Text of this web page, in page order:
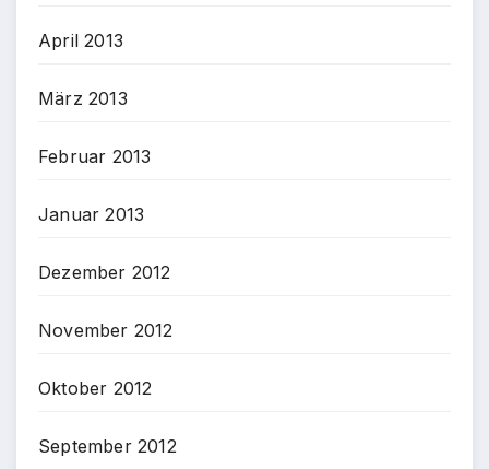
April 2013
März 2013
Februar 2013
Januar 2013
Dezember 2012
November 2012
Oktober 2012
September 2012